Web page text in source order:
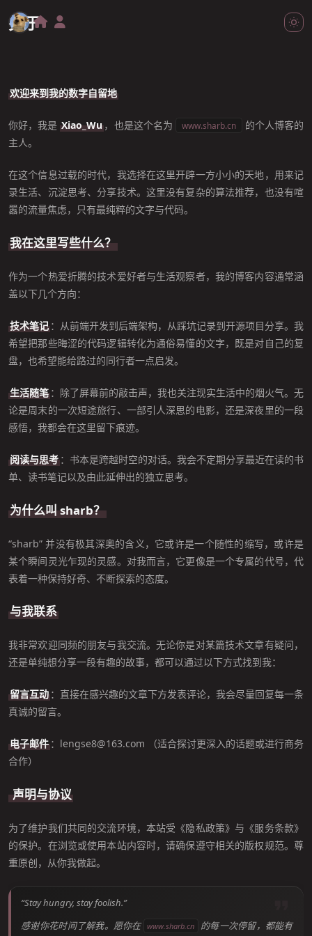
关于
欢迎来到我的数字自留地
你好，我是Xiao_Wu，也是这个名为 www.sharb.cn
的个人博客的
主人。
在这个信息过载的时代，我选择在这里开辟一方小小的天地，用来记
录生活、沉淀思考、分享技术。这里没有复杂的算法推荐，也没有喧
嚣的流量焦虑，只有最纯粹的文字与代码。
我在这里写些什么？
作为一个热爱折腾的技术爱好者与生活观察者，我的博客内容通常涵
盖以下几个方向：
技术笔记 ：从前端开发到后端架构，从踩坑记录到开源项目分享。我
希望把那些晦涩的代码逻辑转化为通俗易懂的文字，既是对自己的复
盘，也希望能给路过的同行者一点启发。
生活随笔 ：除了屏幕前的敲击声，我也关注现实生活中的烟火气。无
论是周末的一次短途旅行、一部引人深思的电影，还是深夜里的一段
感悟，我都会在这里留下痕迹。
阅读与思考 ：书本是跨越时空的对话。我会不定期分享最近在读的书
单、读书笔记以及由此延伸出的独立思考。
为什么叫 sharb？
“sharb” 并没有极其深奥的含义，它或许是一个随性的缩写，或许是
某个瞬间灵光乍现的灵感。对我而言，它更像是一个专属的代号，代
表着一种保持好奇、不断探索的态度。
与我联系
我非常欢迎同频的朋友与我交流。无论你是对某篇技术文章有疑问，
还是单纯想分享一段有趣的故事，都可以通过以下方式找到我：
留言互动 ：直接在感兴趣的文章下方发表评论，我会尽量回复每一条
真诚的留言。
电子邮件 ：lengse8@163.com （适合探讨更深入的话题或进行商务
合作）
️ 声明与协议
为了维护我们共同的交流环境，本站受《隐私政策》与《服务条款》
的保护。在浏览或使用本站内容时，请确保遵守相关的版权规范。尊
重原创，从你我做起。
“Stay hungry, stay foolish.”
感谢你花时间了解我。愿你在 www.sharb.cn
的每一次停留，都能有